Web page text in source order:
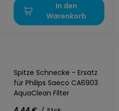
In den
Warenkorb
Spitze Schnecke - Ersatz
für Philips Saeco CA6903
AquaClean Filter